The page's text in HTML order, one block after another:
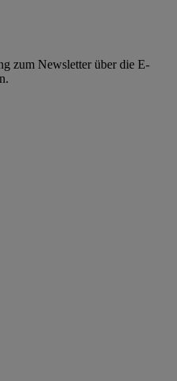
zum Newsletter über die E-